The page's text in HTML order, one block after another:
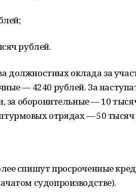
рублей.
должностных оклада за
— 4240 рублей. За
за оборонительные — 10
отрядах — 50 тысяч
спишут просроченные
судопроизводстве).